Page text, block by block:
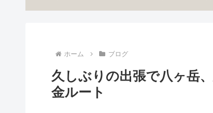
ホーム ブログ
久しぶりの出張で八ヶ岳
金ルート